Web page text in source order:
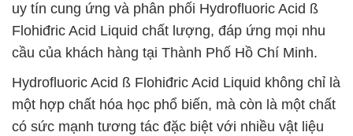
uy tín cung ứng và phân phối Hydrofluoric Acid ß
Flohiđric Acid Liquid chất lượng, đáp ứng mọi nhu
cầu của khách hàng tại Thành Phố Hồ Chí Minh.
Hydrofluoric Acid ß Flohiđric Acid Liquid không chỉ là
một hợp chất hóa học phổ biến, mà còn là một chất
có sức mạnh tương tác đặc biệt với nhiều vật liệu